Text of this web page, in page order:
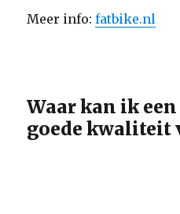
Meer info:fatbike.nl
Waar kan ik
goede kwaliteit